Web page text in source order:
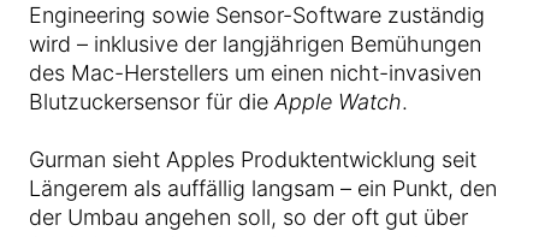
Engineering sowie Sensor-Software zuständig
wird – inklusive der langjährigen Bemühungen
des Mac-Herstellers um einen nicht-invasiven
Blutzuckersensor für die Apple Watch.
Gurman sieht Apples Produktentwicklung seit
Längerem als auffällig langsam – ein Punkt, den
der Umbau angehen soll, so der oft gut über